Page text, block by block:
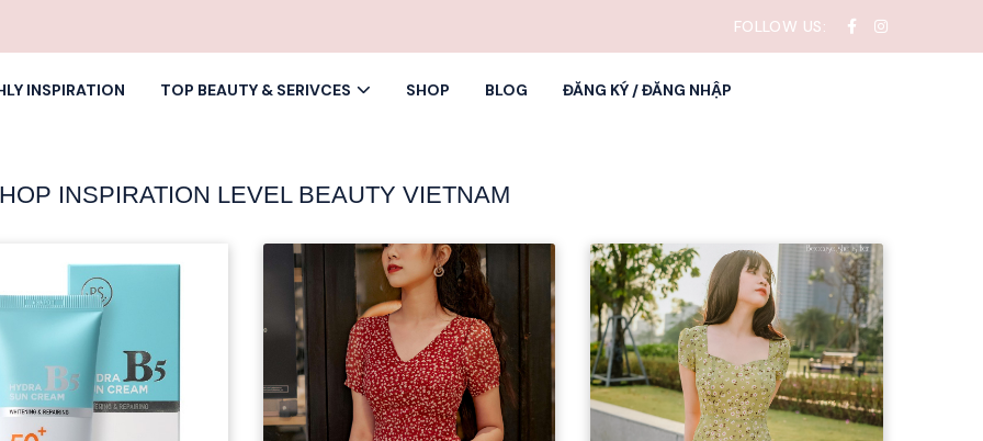
FOLLOW US:
INSPIRATION TOP BEAUTY & SERIVCES SHOP BLOG ĐĂNG KÝ / ĐĂNG NHẬP
INSPIRATION LEVEL BEAUTY VIETNAM